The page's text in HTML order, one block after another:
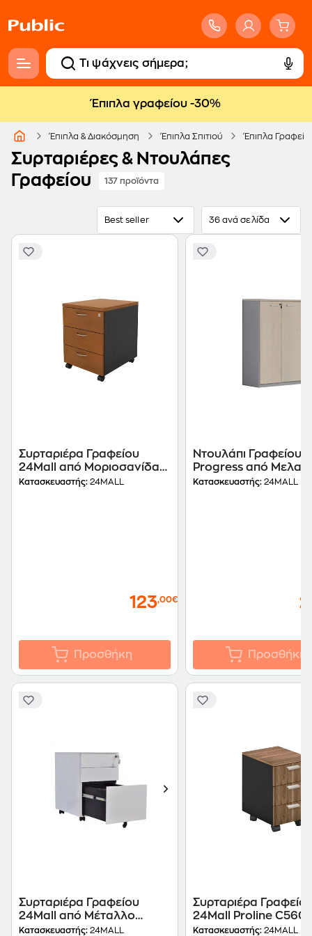
Έπιπλα γραφείου -30%
Έπιπλα & Διακόσμηση Έπιπλα Σπιτιού Έπιπλα
Συρταριέρες & Ντουλάπες
Γραφείου
137 προϊόντα
Best seller 36 ανά σελίδα
Συρταριέρα Γραφείου
24Mall από Μοριοσανίδα
40x48x56 cm - Ανθρακί/
Κατασκευαστής: 24MALL
123,00€
Προσθήκη
Ντουλάπι Γραφείου
Progress από
80x40x120 cm -
Κατασκευαστής: 24MALL
Προσθήκη
Συρταριέρα Γραφείου
24Mall από Μέταλλο
39x52x60 cm - Λευκό
Κατασκευαστής: 24MALL
Συρταριέρα
24Mall Proline
41x45x59 cm -
Κατασκευαστής: 24MALL